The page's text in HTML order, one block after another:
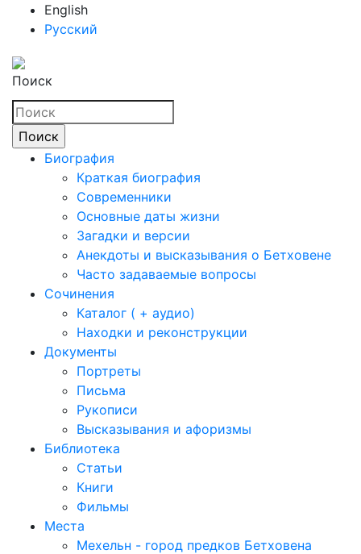
English
Русский
Поиск
Биография
Краткая биография
Современники
Основные даты жизни
Загадки и версии
Анекдоты и высказывания о Бетховене
Часто задаваемые вопросы
Сочинения
Каталог ( + аудио)
Находки и реконструкции
Документы
Портреты
Письма
Рукописи
Высказывания и афоризмы
Библиотека
Статьи
Книги
Фильмы
Места
Мехельн - город предков Бетховена